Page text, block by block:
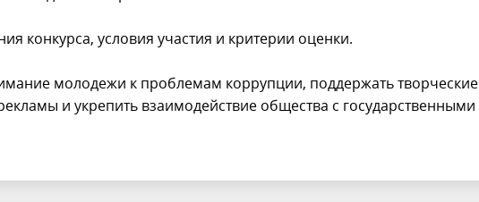
конкурса, условия участия и критерии оценки.
молодежи к проблемам коррупции, поддержать творческие
и укрепить взаимодействие общества с государственными